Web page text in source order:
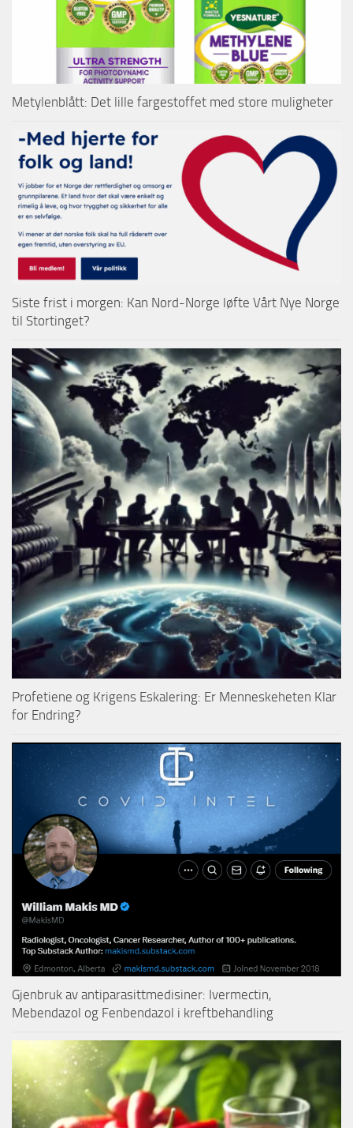
Metylenblått: Det lille fargestoffet med store muligheter
Siste frist i morgen: Kan Nord-Norge løfte Vårt Nye Norge
til Stortinget?
Profetiene og Krigens Eskalering: Er Menneskeheten Klar
for Endring?
Gjenbruk av antiparasittmedisiner: Ivermectin,
Mebendazol og Fenbendazol i kreftbehandling